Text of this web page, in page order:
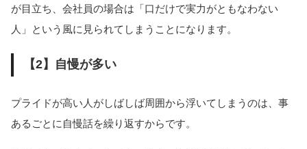
が目立ち、会社員の場合は「口だけで実力がともなわない
人」という風に見られてしまうことになります。
【2】自慢が多い
プライドが高い人がしばしば周囲から浮いてしまうのは、事
あるごとに自慢話を繰り返すからです。